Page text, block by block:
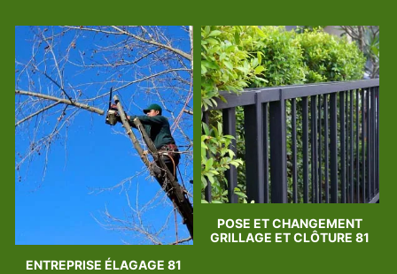
ENTREPRISE ÉLAGAGE 81
POSE ET CHANGEMENT
GRILLAGE ET CLÔTURE 81